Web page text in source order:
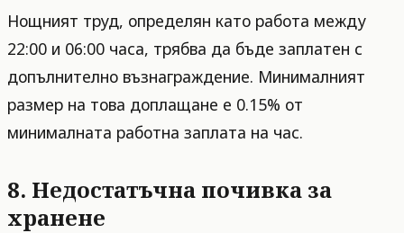
Нощният труд, определян като работа между
22:00 и 06:00 часа, трябва да бъде заплатен с
допълнително възнаграждение. Минималният
размер на това доплащане е 0.15% от
минималната работна заплата на час.
8. Недостатъчна почивка за
хранене